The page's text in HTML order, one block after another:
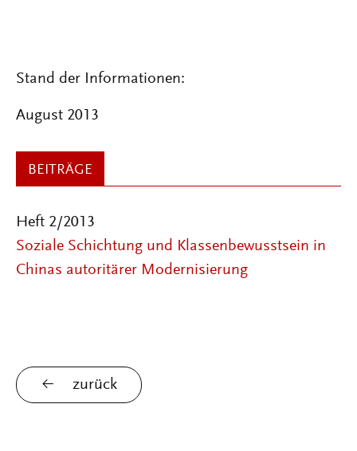
Stand der Informationen:
August 2013
BEITRÄGE
Heft 2/2013
Soziale Schichtung und Klassenbewusstsein in
Chinas autoritärer Modernisierung
zurück